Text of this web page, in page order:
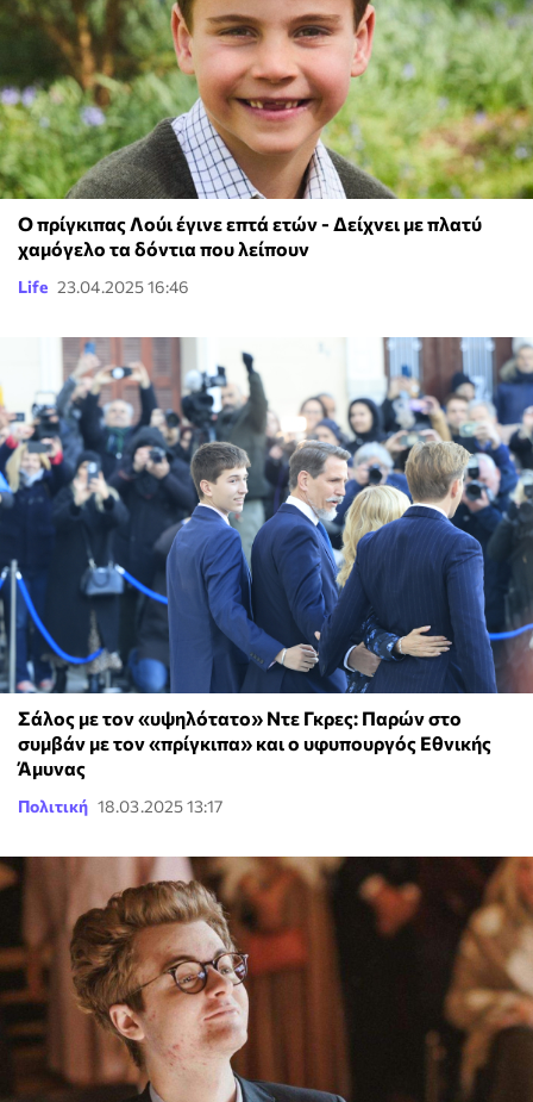
Ο πρίγκιπας Λούι έγινε επτά ετών - Δείχνει με πλατύ
χαμόγελο τα δόντια που λείπουν
Life 23.04.2025 16:46
Σάλος με τον «υψηλότατο» Ντε Γκρες: Παρών στο
συμβάν με τον «πρίγκιπα» και ο υφυπουργός Εθνικής
Άμυνας
Πολιτική 18.03.2025 13:17